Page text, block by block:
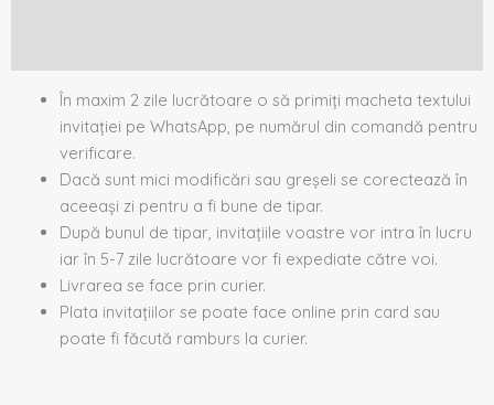
În maxim 2 zile lucrătoare o să primiți macheta textului
invitației pe WhatsApp, pe numărul din comandă pentru
verificare.
Dacă sunt mici modificări sau greșeli se corectează în
aceeași zi pentru a fi bune de tipar.
După bunul de tipar, invitațiile voastre vor intra în lucru
iar în 5-7 zile lucrătoare vor fi expediate către voi.
Livrarea se face prin curier.
Plata invitațiilor se poate face online prin card sau
poate fi făcută ramburs la curier.